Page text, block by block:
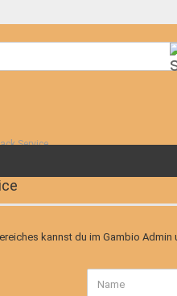
Service
kannst du im Gambio